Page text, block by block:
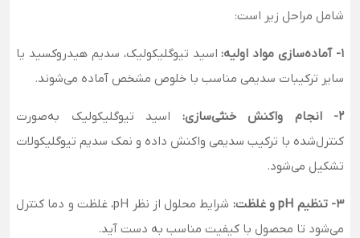
شامل مراحل زیر است:
1- آماده‌سازی مواد اولیه:
اسید تیوگلیکولیک، سدیم هیدروکسید یا
سایر ترکیبات سدیمی مناسب با خلوص مشخص آماده می‌شوند.
2- انجام واکنش خنثی‌سازی:
اسید تیوگلیکولیک به‌صورت
کنترل‌شده با ترکیب سدیمی واکنش داده و نمک سدیم تیوگلیکولات
تشکیل می‌شود.
3- تنظیم pH و غلظت:
شرایط محلول از نظر pH، غلظت و دما کنترل
می‌شود تا محصول با کیفیت مناسب به دست آید.